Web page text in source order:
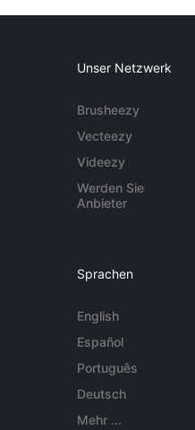
Unser Netzwerk
Brusheezy
Vecteezy
Videezy
Werden Sie
Anbieter
Sprachen
English
Español
Português
Deutsch
Mehr ...